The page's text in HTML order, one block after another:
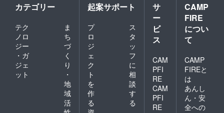
カテゴリー
テク
ノロ
ジー
・ガ
ジェ
ット
ま
ち
づ
く
り
・
地
域
活
起案サポート
プ
ロ
ジ
ェ
ク
ト
を
作
る
ス
タ
ッ
フ
に
相
談
す
る
サ
ー
ビ
ス
CAM
PFI
RE
CAM
PFI
RE
CAMP
FIRE
につい
て
CAMP
FIREと
は
あんし
ん・安
全への